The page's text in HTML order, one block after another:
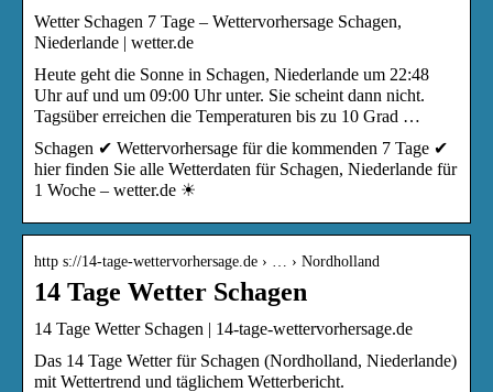
Wetter Schagen 7 Tage – Wettervorhersage Schagen,
Niederlande | wetter.de
Heute geht die Sonne in Schagen, Niederlande um 22:48
Uhr auf und um 09:00 Uhr unter. Sie scheint dann nicht.
Tagsüber erreichen die Temperaturen bis zu 10 Grad …
Schagen ✔ Wettervorhersage für die kommenden 7 Tage ✔
hier finden Sie alle Wetterdaten für Schagen, Niederlande für
1 Woche – wetter.de ☀
http s://14-tage-wettervorhersage.de › … › Nordholland
14 Tage Wetter Schagen
14 Tage Wetter Schagen | 14-tage-wettervorhersage.de
Das 14 Tage Wetter für Schagen (Nordholland, Niederlande)
mit Wettertrend und täglichem Wetterbericht.